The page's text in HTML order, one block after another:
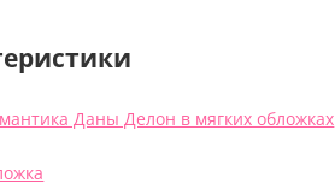
Даны Делон в мягких обложках